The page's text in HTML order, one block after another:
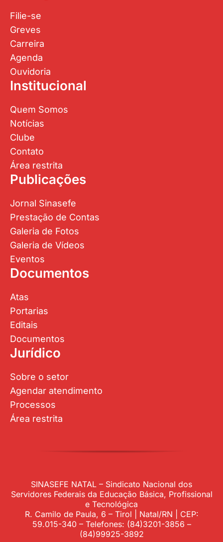
Filie-se
Greves
Carreira
Agenda
Ouvidoria
Institucional
Quem Somos
Notícias
Clube
Contato
Área restrita
Publicações
Jornal Sinasefe
Prestação de Contas
Galeria de Fotos
Galeria de Vídeos
Eventos
Documentos
Atas
Portarias
Editais
Documentos
Jurídico
Sobre o setor
Agendar atendimento
Processos
Área restrita
SINASEFE NATAL – Sindicato Nacional dos
Servidores Federais da Educação Básica, Profissional
e Tecnológica
R. Camilo de Paula, 6 – Tirol | Natal/RN | CEP:
59.015-340 – Telefones: (84)3201-3856 –
(84)99925-3892